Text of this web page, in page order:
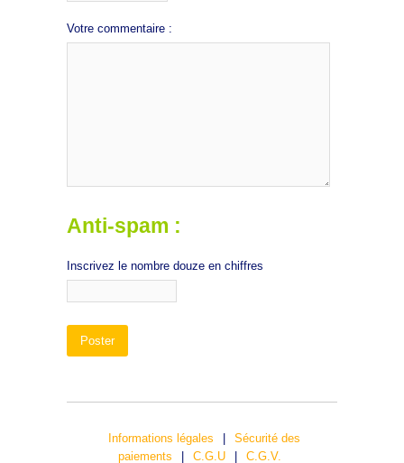
Votre commentaire :
Anti-spam :
Inscrivez le nombre douze en chiffres
Informations légales
Sécurité des
paiements
C.G.U C.G.V.